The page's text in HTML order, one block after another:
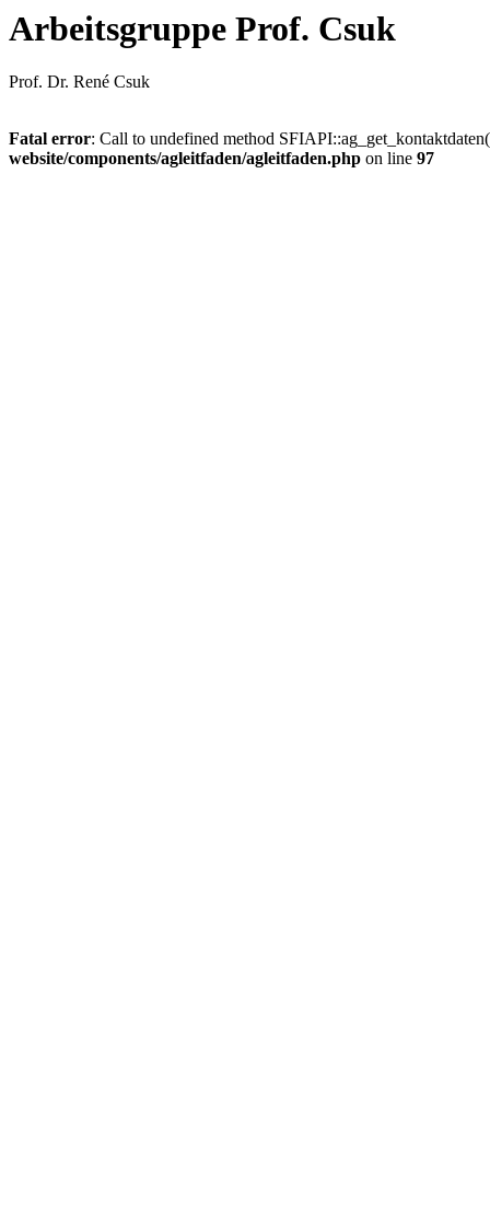
Arbeitsgruppe Prof. Csuk
Prof. Dr. René Csuk
Fatal error: Call to undefined method
website/components/agleitfaden/agleitfaden.php on line 97